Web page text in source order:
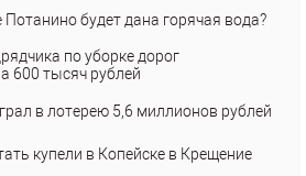
Потанино будет дана горячая вода?
по уборке дорог
600 тысяч рублей
в лотерею 5,6 миллионов рублей
купели в Копейске в Крещение